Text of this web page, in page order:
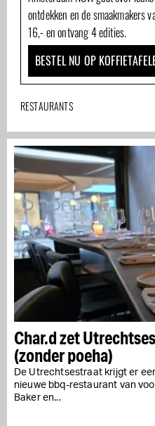
ontdekken en de smaakmakers
16,- en ontvang 4 edities.
BESTEL NU OP
RESTAURANTS
Char.d zet
(zonder poeha)
De Utrechtsestraat krijgt er
nieuwe bbq-restaurant van
Baker en...